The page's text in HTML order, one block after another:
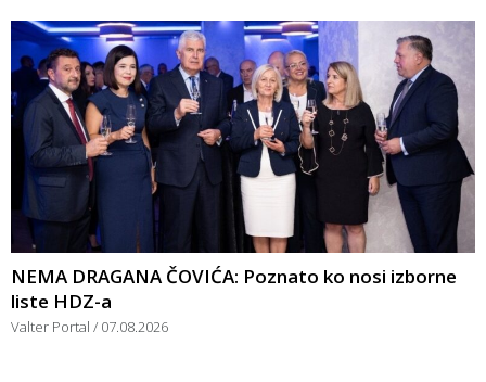
NEMA DRAGANA ČOVIĆA: Poznato ko nosi izborne
liste HDZ-a
Valter Portal 07.08.2026